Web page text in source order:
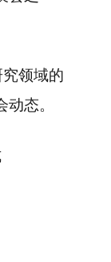
究领域的
态。